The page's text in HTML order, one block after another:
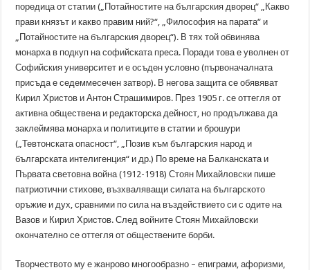
поредица от статии („Потайностите на българския дворец“ „Какво
прави князът и какво правим ний?“, „Философия на парата“ и
„Потайностите на българския дворец“). В тях той обвинява
монарха в подкуп на софийската преса. Поради това е уволнен от
Софийския университет и е осъден условно (първоначалната
присъда е седеммесечен затвор). В негова защита се обявяват
Кирил Христов и Антон Страшимиров. През 1905 г. се оттегля от
активна обществена и редакторска дейност, но продължава да
заклеймява монарха и политиците в статии и брошури
(„Тевтонската опасност“, „Позив към българския народ и
българската интелигенция“ и др.) По време на Балканската и
Първата световна война (1912-1918) Стоян Михайловски пише
патриотични стихове, възхваляващи силата на българското
оръжие и дух, сравними по сила на въздействието си с одите на
Вазов и Кирил Христов. След войните Стоян Михайловски
окончателно се оттегля от обществените борби.
Творчеството му е жанрово многообразно – епиграми, афоризми,